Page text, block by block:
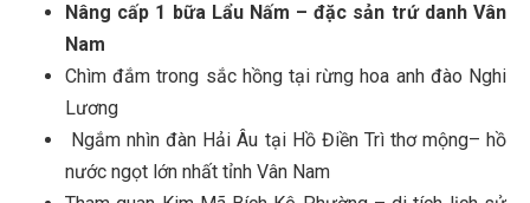
Nâng cấp 1 bữa Lẩu Nấm – đặc sản trứ danh Vân
Nam
Chìm đắm trong sắc hồng tại rừng hoa anh đào Nghi
Lương
Ngắm nhìn đàn Hải Âu tại Hồ Điền Trì thơ mộng– hồ
nước ngọt lớn nhất tỉnh Vân Nam